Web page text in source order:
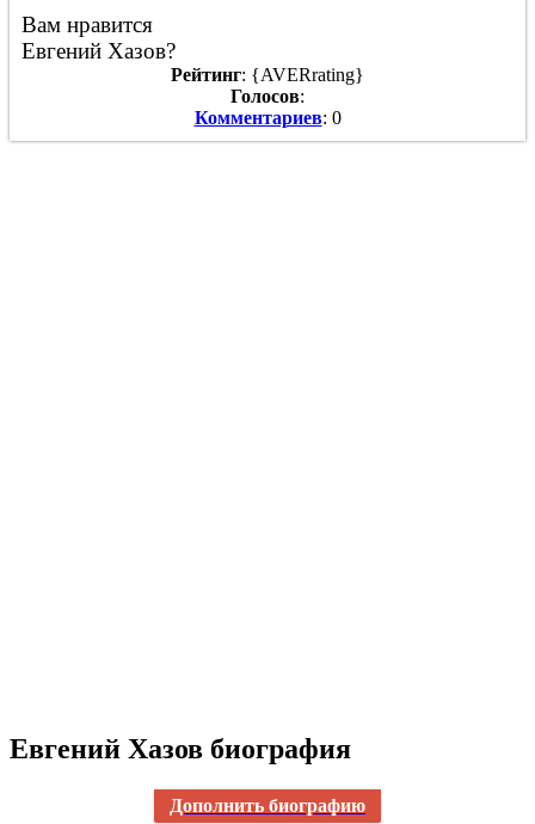
Вам нравится
Евгений Хазов?
Рейтинг: {AVERrating}
Голосов:
Комментариев: 0
Евгений Хазов биография
Дополнить биографию